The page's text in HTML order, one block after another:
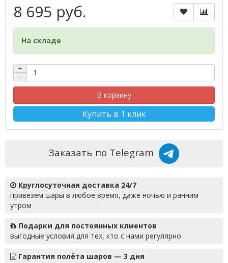
8 695 руб.
На складе
+
−
В корзину
Купить в 1 клик
Заказать по Telegram
Круглосуточная доставка 24/7
привезем шары в любое время, даже ночью и ранним
утром
Подарки для постоянных клиентов
выгодные условия для тех, кто с нами регулярно
Гарантия полёта шаров — 3 дня